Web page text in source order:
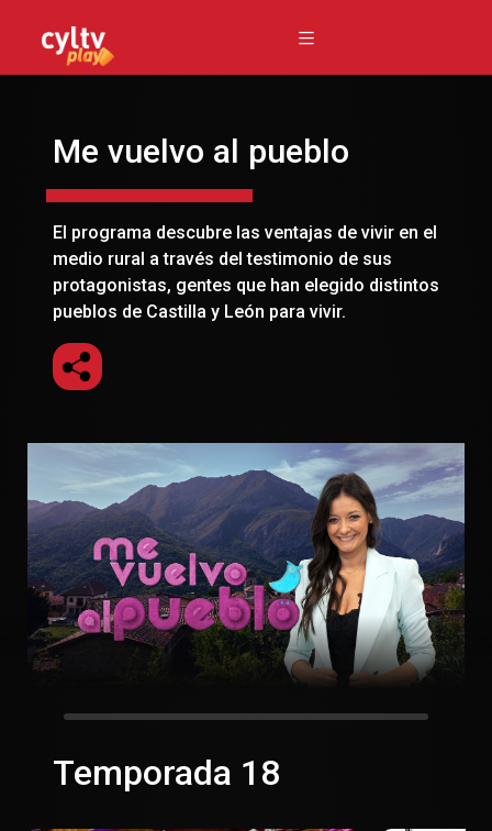
Me vuelvo al pueblo
El programa descubre las ventajas de vivir en el
medio rural a través del testimonio de sus
protagonistas, gentes que han elegido distintos
pueblos de Castilla y León para vivir.
Temporada 18